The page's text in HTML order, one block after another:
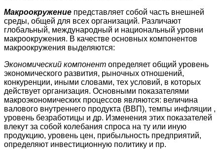
Макроокружение представляет собой часть внешней
среды, общей для всех организаций. Различают
глобальный, международный и национальный уровни
макроокружения. В качестве основных компонентов
макроокружения выделяются:
Экономический компонент определяет общий уровень
экономического развития, рыночных отношений,
конкуренции, иными словами, тех условий, в которых
действует организация. Основными показателями
макроэкономических процессов являются: величина
валового внутреннего продукта (ВВП), темпы инфляции ,
уровень безработицы и др. Изменения этих показателей
влекут за собой колебания спроса на ту или иную
продукцию, уровень цен, прибыльность предприятий,
определяют инвестиционную политику и пр.